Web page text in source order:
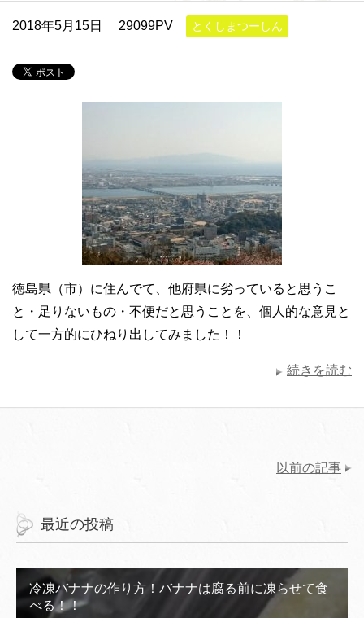
2018年5月15日 29099PV とくしまつーしん
徳島県（市）に住んでて、他府県に劣っていると思うこ
と・足りないもの・不便だと思うことを、個人的な意見と
して一方的にひねり出してみました！！
続きを読む
以前の記事
最近の投稿
冷凍バナナの作り方！バナナは腐る前に凍らせて食
べる！！